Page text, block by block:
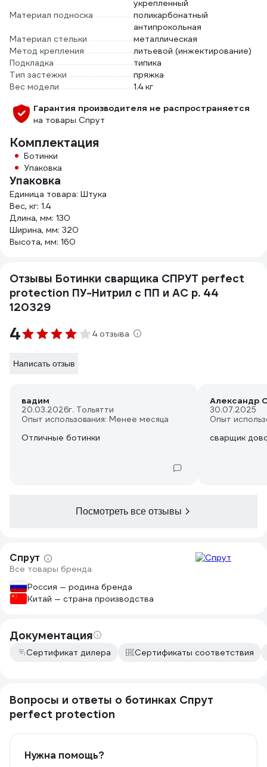
Материал подноска
укрепленный
поликарбонатный
Материал стельки
антипрокольная
металлическая
Метод крепления
литьевой (инжектирование)
Подкладка
типика
Тип застежки
пряжка
Вес модели
1.4 кг
Гарантия производителя не распространяется
на товары Спрут
Комплектация
Ботинки
Упаковка
Упаковка
Единица товара: Штука
Вес, кг: 1.4
Длина, мм: 130
Ширина, мм: 320
Высота, мм: 160
Отзывы Ботинки сварщика СПРУТ perfect
protection ПУ-Нитрил с ПП и АС р. 44
120329
4 4 отзыва
Написать отзыв
вадим
20.03.2026г. Тольятти
Опыт использования: Менее месяца
Отличные ботинки
Александр
30.07.2025
Опыт
сварщик
Посмотреть все отзывы
Спрут
Все товары бренда
Россия — родина бренда
Китай — страна производства
Документация
Сертификат дилера Сертификаты соответствия
Вопросы и ответы о ботинках Спрут
perfect protection
Нужна помощь?